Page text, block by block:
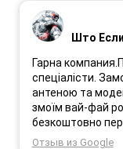
вмісті все
Дякую
турботу. Дякую.
Дуже
Што
Гарна
спеціалісти.
антеною та
змоїм вай-фай
безкоштовно
працює.
Отзыв из Google